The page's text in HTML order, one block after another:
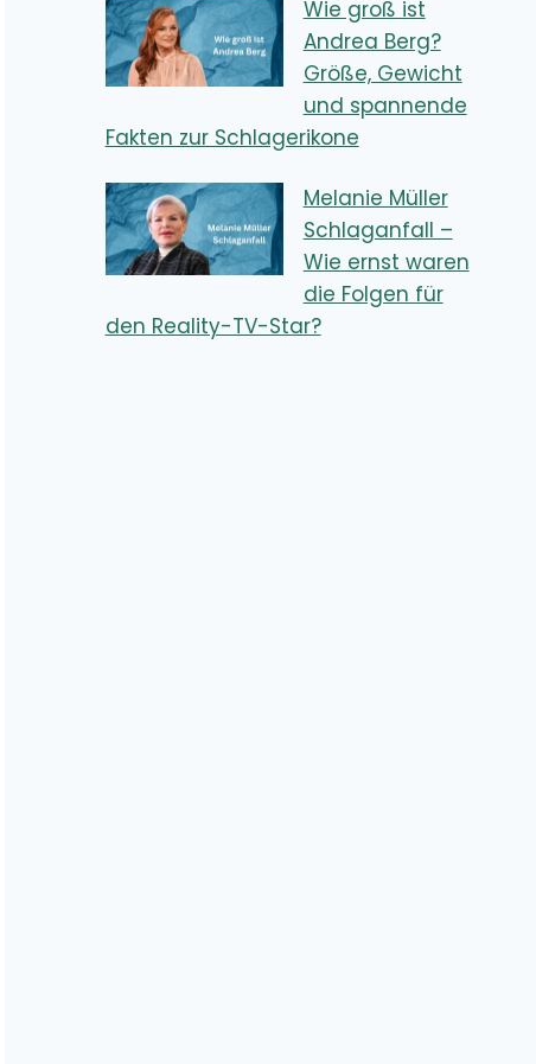
Wie groß ist
Andrea Berg?
Größe, Gewicht
und spannende
Fakten zur Schlagerikone
Melanie Müller
Schlaganfall –
Wie ernst waren
die Folgen für
den Reality-TV-Star?